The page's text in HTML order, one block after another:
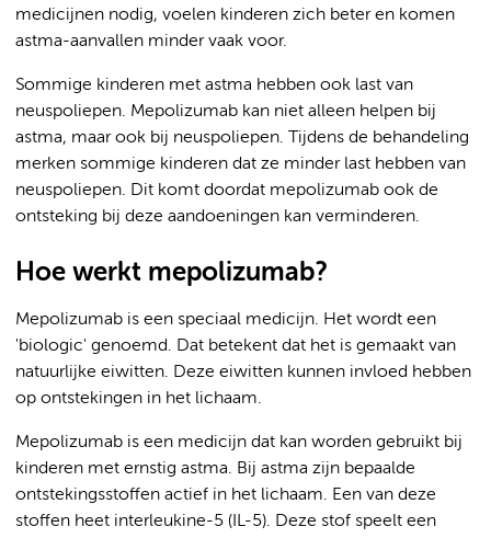
medicijnen nodig, voelen kinderen zich beter en komen
astma-aanvallen minder vaak voor.
Sommige kinderen met astma hebben ook last van
neuspoliepen. Mepolizumab kan niet alleen helpen bij
astma, maar ook bij neuspoliepen. Tijdens de behandeling
merken sommige kinderen dat ze minder last hebben van
neuspoliepen. Dit komt doordat mepolizumab ook de
ontsteking bij deze aandoeningen kan verminderen.
Hoe werkt mepolizumab?
Mepolizumab is een speciaal medicijn. Het wordt een
'biologic' genoemd. Dat betekent dat het is gemaakt van
natuurlijke eiwitten. Deze eiwitten kunnen invloed hebben
op ontstekingen in het lichaam.
Mepolizumab is een medicijn dat kan worden gebruikt bij
kinderen met ernstig astma. Bij astma zijn bepaalde
ontstekingsstoffen actief in het lichaam. Een van deze
stoffen heet interleukine-5 (IL-5). Deze stof speelt een